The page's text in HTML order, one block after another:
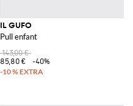
IL GUFO
Pull enfant
143,00 €
85,80 €
-40%